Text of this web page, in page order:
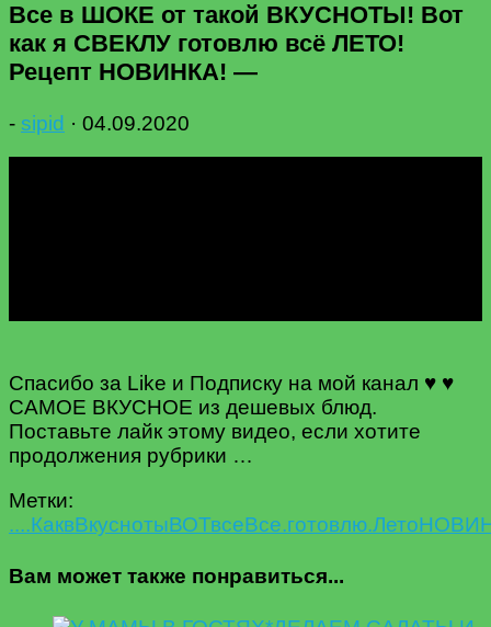
Все в ШОКЕ от такой ВКУСНОТЫ! Вот
как я СВЕКЛУ готовлю всё ЛЕТО!
Рецепт НОВИНКА! —
- sipid · 04.09.2020
Спасибо за Like и Подписку на мой канал ♥ ♥
САМОЕ ВКУСНОЕ из дешевых блюд.
Поставьте лайк этому видео, если хотите
продолжения рубрики …
Метки:
....КаквВкуснотыВОТвсеВсе.готовлю.Лето
Вам может также понравиться...